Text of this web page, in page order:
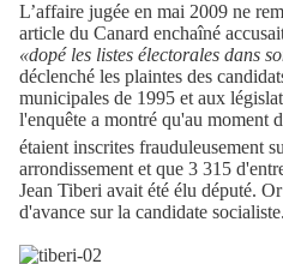
L’affaire jugée en mai 2009 ne
article du Canard enchaîné
«dopé les listes électorales dans
déclenché les plaintes des
municipales de 1995 et aux
l'enquête a montré qu'au moment
étaient inscrites frauduleusement
arrondissement et que 3 315
Jean Tiberi avait été élu député.
d'avance sur la candidate